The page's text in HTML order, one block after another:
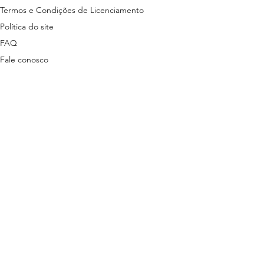
Termos e Condições de Licenciamento
Política do site
FAQ
Fale conosco